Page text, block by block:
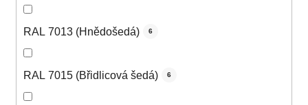
RAL 7013 (Hnědošedá) 6
RAL 7015 (Břidlicová šedá) 6